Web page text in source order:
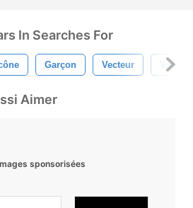
In Searches For
Garçon Vecteur
Aimer
sponsorisées